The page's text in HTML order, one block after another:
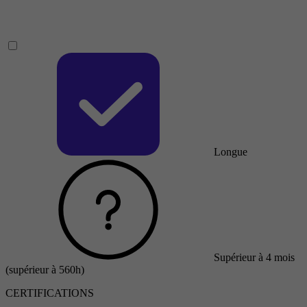
Longue
Supérieur à 4 mois
(supérieur à 560h)
CERTIFICATIONS